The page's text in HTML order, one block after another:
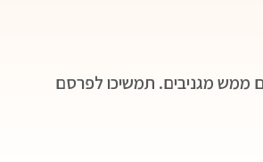
ממש מגניבים. תמשיכו לפרסם